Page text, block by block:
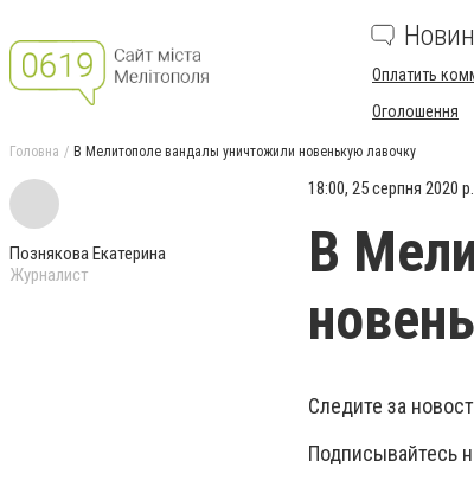
Оплатить
Оголошення
Головна В Мелитополе вандалы уничтожили новенькую лавочку
Познякова Екатерина
Журналист
18:00, 25 серпня 2020 р.
В
Следите за
Подписывайтесь